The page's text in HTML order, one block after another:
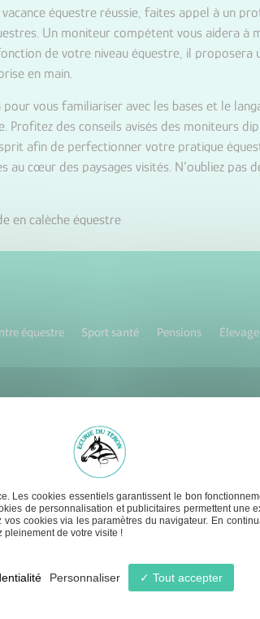
équestre réussie, faites appel à un
Un moniteur compétent vous aidera
de votre niveau équestre, il
en main.
vous familiariser avec les bases et le
Profitez des conseils avisés des moniteurs
afin de perfectionner votre pratique
au cœur des paysages visités. N’oubliez pas
en calèche équestre
équestre Sport santé Pensions Élevage
du 1er juillet Lundi - Samedi :
8h30 - 12h30 / 17h - 20h
Les cookies essentiels garantissent le bon
de personnalisation et publicitaires permettent une
cookies via les paramètres du navigateur. En
pleinement de votre visite !
Tout accepter
Personnaliser